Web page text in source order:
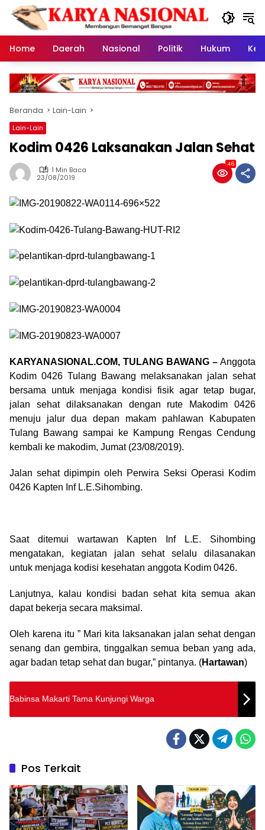
Langsung
konten
Home
Daerah Nasional Politik Hukum
Beranda Lain-Lain
Lain-Lain
Kodim 0426 Laksanakan Jalan Sehat
1 Min Baca
23/08/2019
46
KARYANASIONAL.COM, TULANG BAWANG – Anggota
Kodim 0426 Tulang Bawang melaksanakan jalan sehat
bersama untuk menjaga kondisi fisik agar tetap bugar,
jalan sehat dilaksanakan dengan rute Makodim 0426
menuju jalur dua depan makam pahlawan Kabupaten
Tulang Bawang sampai ke Kampung Rengas Cendung
kembali ke makodim, Jumat (23/08/2019).
Jalan sehat dipimpin oleh Perwira Seksi Operasi Kodim
0426 Kapten Inf L.E.Sihombing.
Saat ditemui wartawan Kapten Inf L.E. Sihombing
mengatakan, kegiatan jalan sehat selalu dilasanakan
untuk menjaga kodisi kesehatan anggota Kodim 0426.
Lanjutnya, kalau kondisi badan sehat kita semua akan
dapat bekerja secara maksimal.
Oleh karena itu ” Mari kita laksanakan jalan sehat dengan
senang dan gembira, tinggalkan semua beban yang ada,
agar badan tetap sehat dan bugar,” pintanya. (Hartawan)
Babinsa Makarti Tama Kunjungi Warga
Pos Terkait